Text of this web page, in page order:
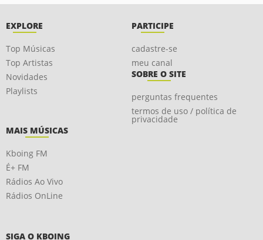
EXPLORE
Top Músicas
Top Artistas
Novidades
Playlists
PARTICIPE
cadastre-se
meu canal
SOBRE O SITE
perguntas frequentes
termos de uso / política de
privacidade
MAIS MÚSICAS
Kboing FM
É+ FM
Rádios Ao Vivo
Rádios OnLine
SIGA O KBOING